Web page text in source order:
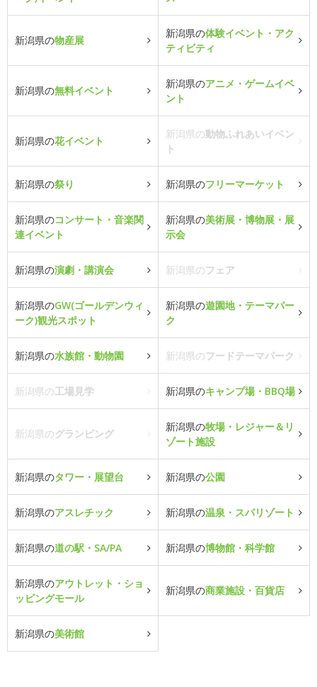
新潟県の物産展
新潟県の体験イベント・アク
ティビティ
新潟県の無料イベント
新潟県のアニメ・ゲームイベ
ント
新潟県の花イベント
新潟県の動物ふれあいイベン
ト
新潟県の祭り 新潟県のフリーマーケット
新潟県のコンサート・音楽関
連イベント
新潟県の美術展・博物展・展
示会
新潟県の演劇・講演会 新潟県のフェア
新潟県のGW(ゴールデンウィ
ーク)観光スポット
新潟県の遊園地・テーマパー
ク
新潟県の水族館・動物園 新潟県のフードテーマパーク
新潟県の工場見学 新潟県のキャンプ場・BBQ場
新潟県のグランピング
新潟県の牧場・レジャー＆リ
ゾート施設
新潟県のタワー・展望台 新潟県の公園
新潟県のアスレチック 新潟県の温泉・スパリゾート
新潟県の道の駅・SA/PA 新潟県の博物館・科学館
新潟県のアウトレット・ショ
ッピングモール
新潟県の商業施設・百貨店
新潟県の美術館